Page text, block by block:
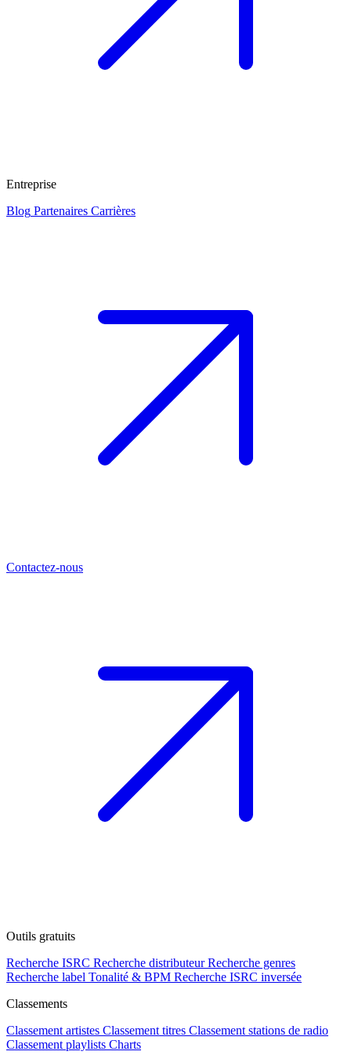
Entreprise
Blog Partenaires Carrières
Contactez-nous
Outils gratuits
Recherche ISRC Recherche distributeur Recherche genres
Recherche label Tonalité & BPM Recherche ISRC inversée
Classements
Classement artistes Classement titres Classement stations de radio
Classement playlists Charts